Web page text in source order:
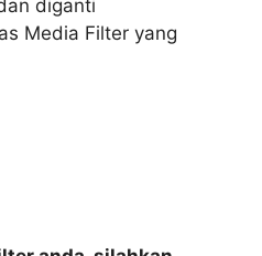
diganti
Media Filter yang